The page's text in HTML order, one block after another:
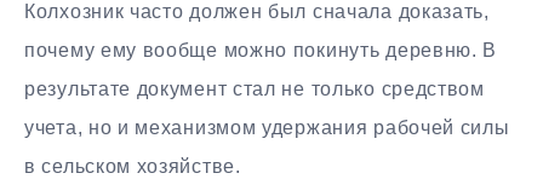
Колхозник часто должен был сначала доказать,
почему ему вообще можно покинуть деревню. В
результате документ стал не только средством
учета, но и механизмом удержания рабочей силы
в сельском хозяйстве.